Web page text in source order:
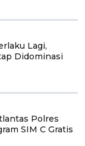
Lagi,
Didominasi
Polres
SIM C Gratis